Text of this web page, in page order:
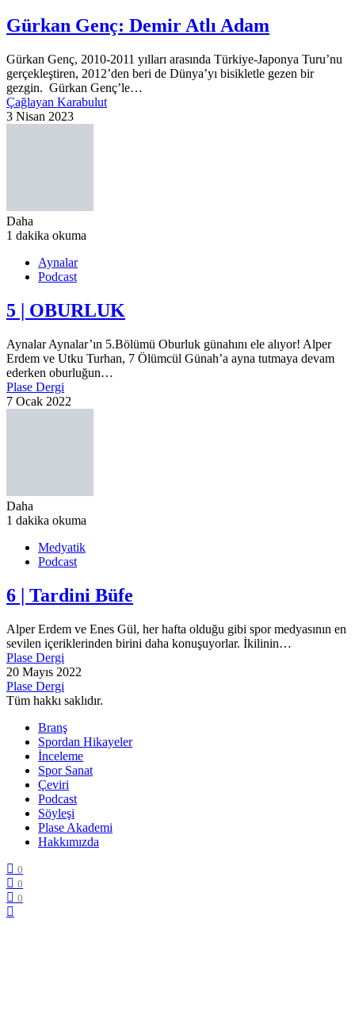
Gürkan Genç: Demir Atlı Adam
Gürkan Genç, 2010-2011 yılları arasında Türkiye-Japonya Turu’nu
gerçekleştiren, 2012’den beri de Dünya’yı bisikletle gezen bir
gezgin. Gürkan Genç’le…
Çağlayan Karabulut
3 Nisan 2023
Daha
1 dakika okuma
Aynalar
Podcast
5 | OBURLUK
Aynalar Aynalar’ın 5.Bölümü Oburluk günahını ele alıyor! Alper
Erdem ve Utku Turhan, 7 Ölümcül Günah’a ayna tutmaya devam
ederken oburluğun…
Plase Dergi
7 Ocak 2022
Daha
1 dakika okuma
Medyatik
Podcast
6 | Tardini Büfe
Alper Erdem ve Enes Gül, her hafta olduğu gibi spor medyasının en
sevilen içeriklerinden birini daha konuşuyorlar. İkilinin…
Plase Dergi
20 Mayıs 2022
Plase Dergi
Tüm hakkı saklıdır.
Branş
Spordan Hikayeler
İnceleme
Spor Sanat
Çeviri
Podcast
Söyleşi
Plase Akademi
Hakkımızda
0
0
0